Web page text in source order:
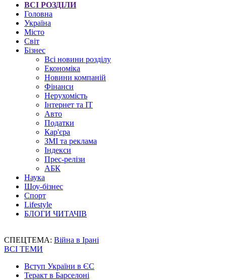
ВСІ РОЗДІЛИ
Головна
Україна
Місто
Світ
Бізнес
Всі новини розділу
Економіка
Новини компаній
Фінанси
Нерухомість
Інтернет та IT
Авто
Податки
Кар'єра
ЗМІ та реклама
Індекси
Прес-релізи
АБК
Наука
Шоу-бізнес
Спорт
Lifestyle
БЛОГИ ЧИТАЧІВ
СПЕЦТЕМА: Війна в Ірані
ВСІ ТЕМИ
Вступ України в ЄС
Теракт в Барселоні